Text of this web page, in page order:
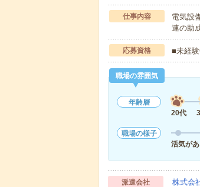
仕事内容
電気設
連の助
応募資格 ■未経験
職場の雰囲気
年齢層
20代
職場の様子
活気が
派遣会社 株式会